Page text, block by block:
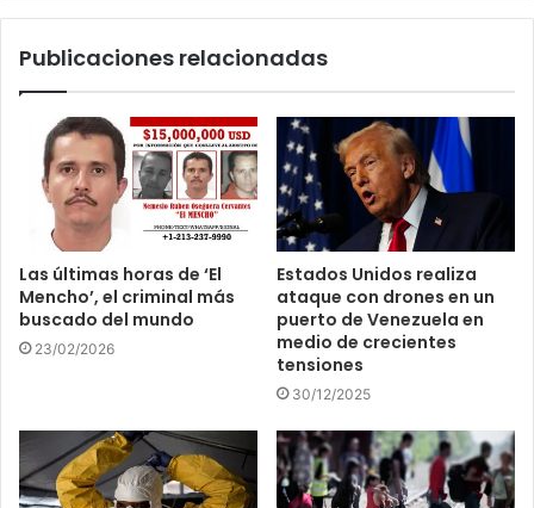
Publicaciones relacionadas
Las últimas horas de ‘El
Mencho’, el criminal más
buscado del mundo
23/02/2026
Estados Unidos realiza
ataque con drones en un
puerto de Venezuela en
medio de crecientes
tensiones
30/12/2025